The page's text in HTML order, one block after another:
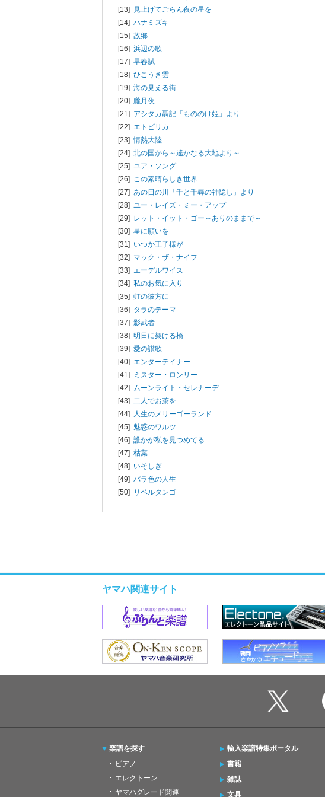
[13] 見上げてごらん夜の星を
[14] ハナミズキ
[15] 故郷
[16] 浜辺の歌
[17] 早春賦
[18] ひこうき雲
[19] 海の見える街
[20] 朧月夜
[21] アシタカ聶記「もののけ姫」より
[22] エトピリカ
[23]情熱大陸
[24] 北の国から～遙かなる大地より～
[25] ユア・ソング
[26] この素晴らしき世界
[27] あの日の川「千と千尋の神隠し」より
[28] ユー・レイズ・ミー・アップ
[29] レット・イット・ゴー～ありのままで～
[30] 星に願いを
[31] いつか王子様が
[32] マック・ザ・ナイフ
[33] エーデルワイス
[34] 私のお気に入り
[35] 虹の彼方に
[36] タラのテーマ
[37] 影武者
[38] 明日に架ける橋
[39] 愛の讃歌
[40] エンターテイナー
[41]
ミスター・ロンリー
[42] ムーンライト・セレナーデ
[43] 二人でお茶を
[44] 人生のメリーゴーランド
[45] 魅惑のワルツ
[46] 誰かが私を見つめてる
[47] 枯葉
[48] いそしぎ
[49] バラ色の人生
[50] リベルタンゴ
ヤマハ関連サイト
楽譜を探す
ピアノ
エレクトーン
ヤマハグレード関連
輸入楽譜特集ポータル
書籍
雑誌
文具